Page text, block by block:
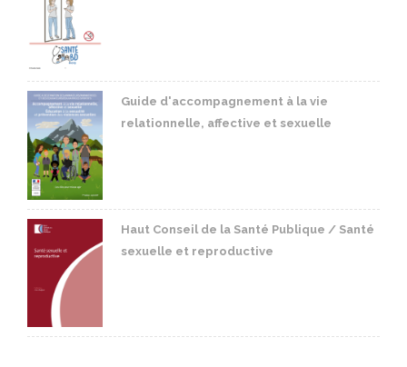
Guide d'accompagnement à la vie
relationnelle, affective et sexuelle
Haut Conseil de la Santé Publique / Santé
sexuelle et reproductive